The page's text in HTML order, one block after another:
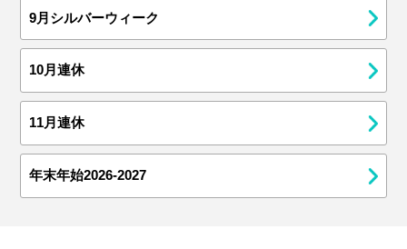
9月シルバーウィーク
10月連休
11月連休
年末年始2026-2027